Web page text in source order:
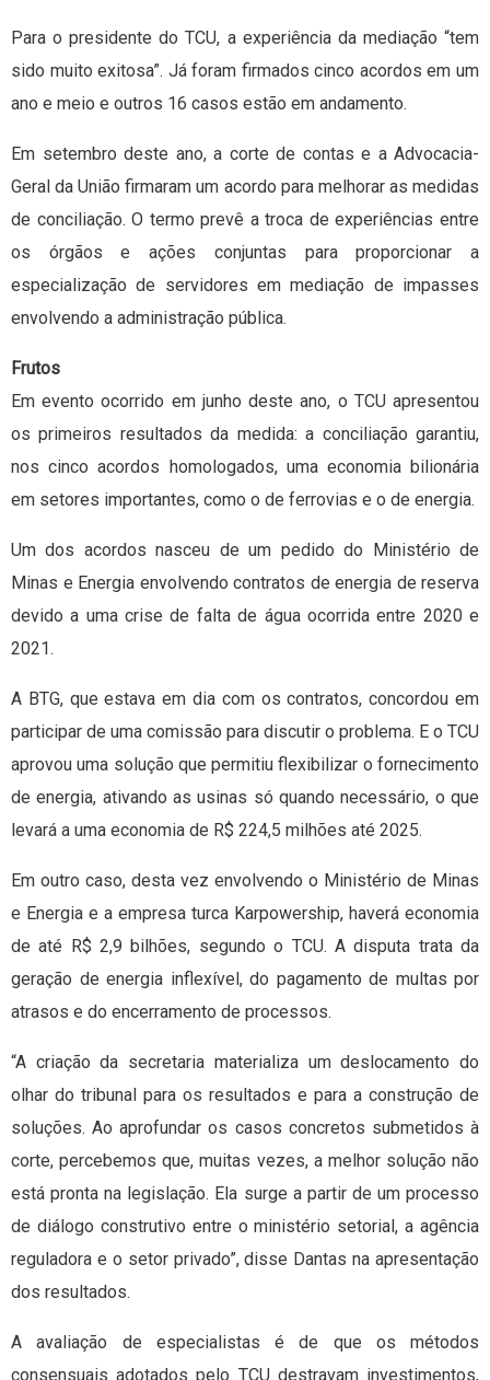
Para o presidente do TCU, a experiência da mediação “tem
sido muito exitosa”. Já foram firmados cinco acordos em um
ano e meio e outros 16 casos estão em andamento.
Em setembro deste ano, a corte de contas e a Advocacia-
Geral da União firmaram um acordo para melhorar as medidas
de conciliação. O termo prevê a troca de experiências entre
os órgãos e ações conjuntas para proporcionar a
especialização de servidores em mediação de impasses
envolvendo a administração pública.
Frutos
Em evento ocorrido em junho deste ano, o TCU apresentou
os primeiros resultados da medida: a conciliação garantiu,
nos cinco acordos homologados, uma economia bilionária
em setores importantes, como o de ferrovias e o de energia.
Um dos acordos nasceu de um pedido do Ministério de
Minas e Energia envolvendo contratos de energia de reserva
devido a uma crise de falta de água ocorrida entre 2020 e
2021.
A BTG, que estava em dia com os contratos, concordou em
participar de uma comissão para discutir o problema. E o TCU
aprovou uma solução que permitiu flexibilizar o fornecimento
de energia, ativando as usinas só quando necessário, o que
levará a uma economia de R$ 224,5 milhões até 2025.
Em outro caso, desta vez envolvendo o Ministério de Minas
e Energia e a empresa turca Karpowership, haverá economia
de até R$ 2,9 bilhões, segundo o TCU. A disputa trata da
geração de energia inflexível, do pagamento de multas por
atrasos e do encerramento de processos.
“A criação da secretaria materializa um deslocamento do
olhar do tribunal para os resultados e para a construção de
soluções. Ao aprofundar os casos concretos submetidos à
corte, percebemos que, muitas vezes, a melhor solução não
está pronta na legislação. Ela surge a partir de um processo
de diálogo construtivo entre o ministério setorial, a agência
reguladora e o setor privado”, disse Dantas na apresentação
dos resultados.
A avaliação de especialistas é de que os métodos
consensuais adotados pelo TCU destravam investimentos,